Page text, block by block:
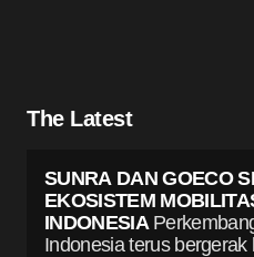
The Latest
SUNRA DAN GOECO
EKOSISTEM
INDONESIA
Indonesia terus